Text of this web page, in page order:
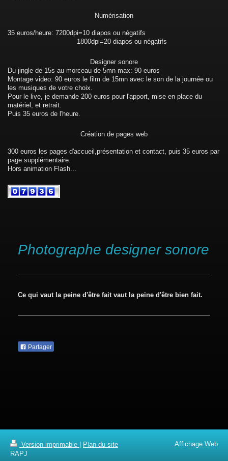
Numérisation
35 euros/heure: 7200dpi=10 diapos ou négatifs
1800dpi=20 diapos ou négatifs
Designer sonore
Du jingle de 15s au morceau de 5mn max: 90 euros
Montage video: 90 euros le film de 15mn avec le son de la journée ou
les musiques de votre choix.
Pour le live, je demande 200 euros pour l'apport, mise en place du
matériel, et retrait.
Puis 35 euros de l'heure.
Création de pages web
300 euros les pages d'accueil,présentation et contact, puis 35 euros par
page supplémentaire.
Hors animation Flash...
Photographe designer sonore
Ce qui vaut la peine d'être fait vaut la peine d'être bien fait.
Partager
Version imprimable
Plan du site
RAPJ
Affichage Web